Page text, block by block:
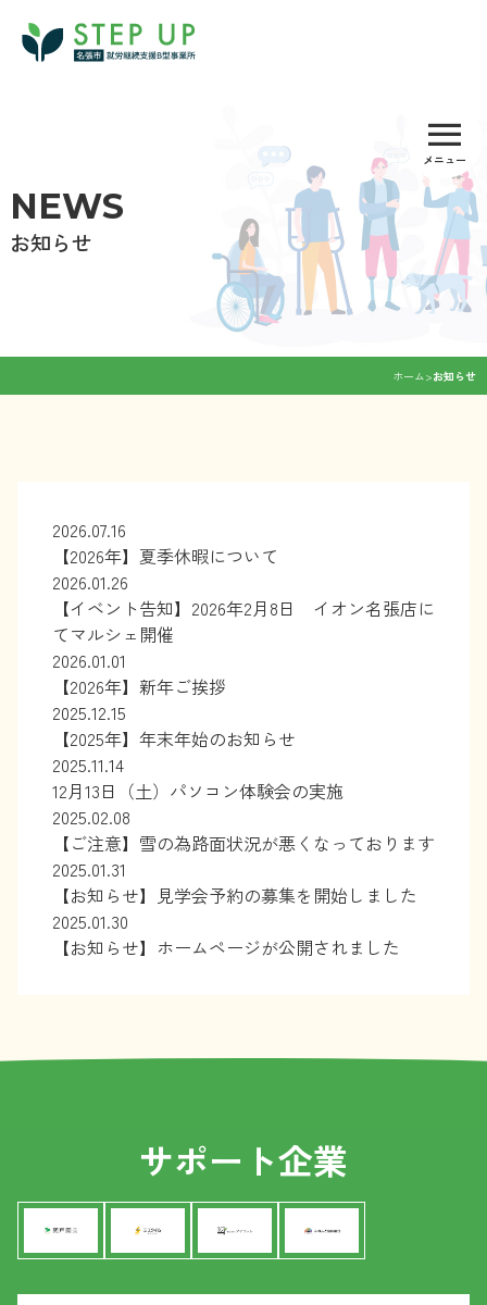
content
menu
メニュー
NEWS
お知らせ
ホーム>お知らせ
2026.07.16
【2026年】夏季休暇について
2026.01.26
【イベント告知】2026年2月8日 イオン名張店に
てマルシェ開催
2026.01.01
【2026年】新年ご挨拶
2025.12.15
【2025年】年末年始のお知らせ
2025.11.14
12月13日（土）パソコン体験会の実施
2025.02.08
【ご注意】雪の為路面状況が悪くなっております
2025.01.31
【お知らせ】見学会予約の募集を開始しました
2025.01.30
【お知らせ】ホームページが公開されました
サポート企業